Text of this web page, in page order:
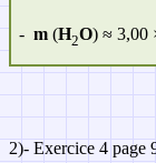
-m (H2O) ≈ 3,00
2)- Exercice 4 page